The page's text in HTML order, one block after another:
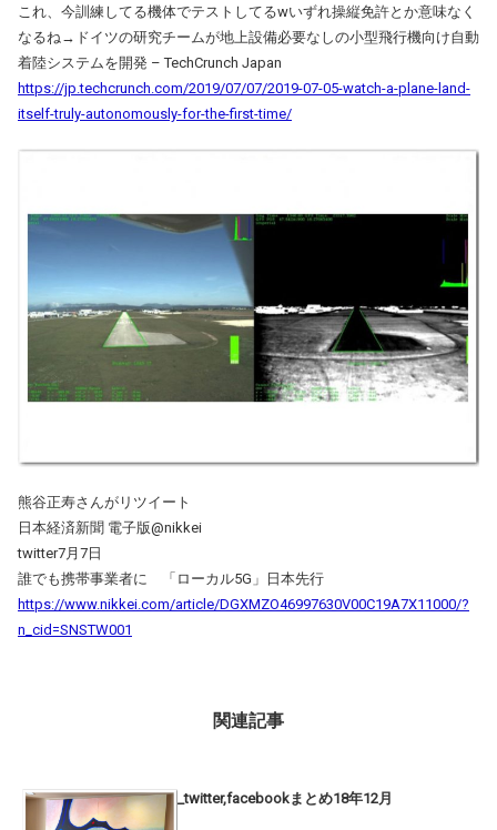
これ、今訓練してる機体でテストしてるwいずれ操縦免許とか意味なく
なるね→ドイツの研究チームが地上設備必要なしの小型飛行機向け自動
着陸システムを開発 – TechCrunch Japan
https://jp.techcrunch.com/2019/07/07/2019-07-05-watch-a-plane-land-
itself-truly-autonomously-for-the-first-time/
熊谷正寿さんがリツイート
日本経済新聞 電子版@nikkei
twitter7月7日
誰でも携帯事業者に 「ローカル5G」日本先行
https://www.nikkei.com/article/DGXMZO46997630V00C19A7X11000/?
n_cid=SNSTW001
関連記事
_twitter,facebookまとめ18年12月